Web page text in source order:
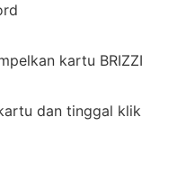
kartu BRIZZI
dan tinggal klik